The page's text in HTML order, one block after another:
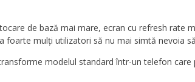
de bază mai mare, ecran cu refresh rate
foarte mulți utilizatori să nu mai simtă nevoia
modelul standard într-un telefon